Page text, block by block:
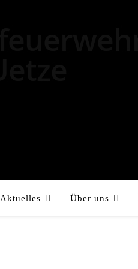
Aktuelles Über uns